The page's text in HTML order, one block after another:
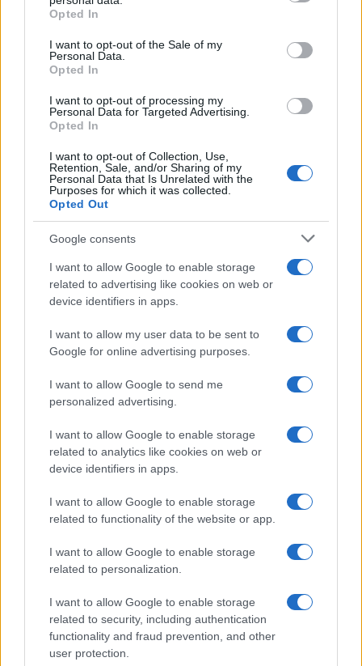
Please note that this website/app uses one or more Google
services and may gather and store information including but
not limited to your visit or usage behaviour. You may click to
grant or deny consent to Google and its third-party tags to
consent section.
Opted In
I want to opt-out of the Sale of my
Personal Data.
Opted In
I want to opt-out of processing my
Personal Data for Targeted Advertising.
Opted In
I want to opt-out of Collection, Use,
Retention, Sale, and/or Sharing of my
Personal Data that Is Unrelated with the
Purposes for which it was collected.
Opted Out
Google consents
I want to allow Google to enable storage
related to advertising like cookies on web or
device identifiers in apps.
I want to allow my user data to be sent to
Google for online advertising purposes.
I want to allow Google to send me
personalized advertising.
I want to allow Google to enable storage
related to analytics like cookies on web or
device identifiers in apps.
I want to allow Google to enable storage
related to functionality of the website or app.
I want to allow Google to enable storage
related to personalization.
I want to allow Google to enable storage
related to security, including authentication
functionality and fraud prevention, and other
user protection.
CHI SIAMO CONTATTI PUBBLICITÀ LAVORA CON NOI
OTTO CHANNEL